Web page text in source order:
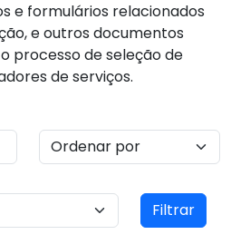
e formulários relacionados
e outros documentos
processo de seleção de
de serviços.
Filtrar